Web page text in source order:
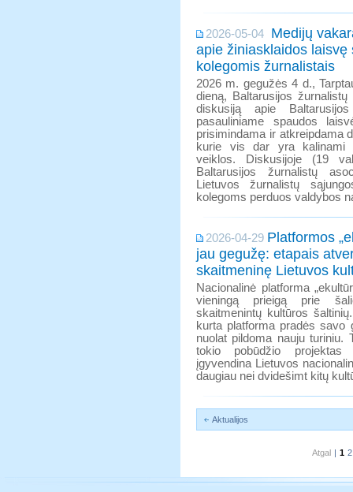
2026-05-04
Medijų
apie žiniasklaidos laisvę
kolegomis žurnalistais
2026 m. gegužės 4 d.,
dieną, Baltarusijos
diskusiją apie
pasauliniame spaudos
prisimindama ir atkreipdama
kurie vis dar yra kalinami
veiklos. Diskusijoje (19
Baltarusijos žurnalistų
Lietuvos žurnalistų
kolegoms perduos valdybos
2026-04-29 Platformos
jau gegužę: etapais
skaitmeninę Lietuvos
Nacionalinė platforma
vieningą prieigą prie
skaitmenintų kultūros
kurta platforma pradės
nuolat pildoma nauju turiniu.
tokio pobūdžio
įgyvendina Lietuvos
daugiau nei dvidešimt kitų
Aktualijos
Atgal | 1 2